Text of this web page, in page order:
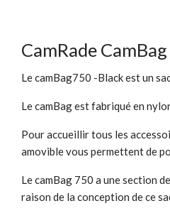
CamRade
Le camBag750 -Black est un
Le camBag est fabriqué en
Pour accueillir tous les
amovible vous permettent de
Le camBag 750 a une section
raison de la conception de ce